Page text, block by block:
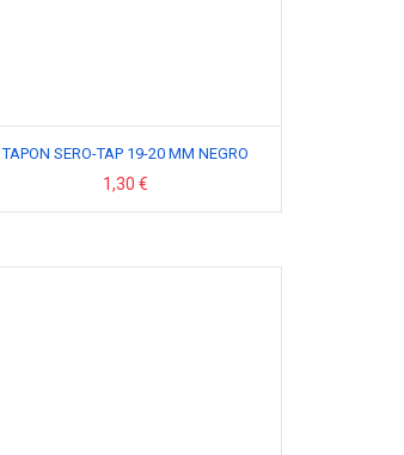
TAPON SERO-TAP 19-20 MM NEGRO
1,30 €